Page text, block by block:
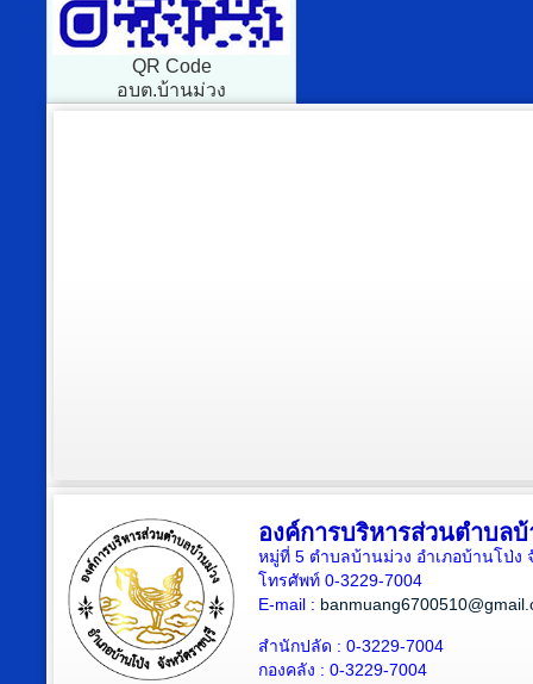
QR Code
อบต.บ้านม่วง
องค์การบริหารส่วนตำบล
หมู่ที่ 5 ตำบลบ้านม่วง อำเภอบ้านโป่ง
โทรศัพท์ 0-3229-7004
E-mail :
สำนักปลัด : 0-3229-7004
กองคลัง : 0-3229-7004